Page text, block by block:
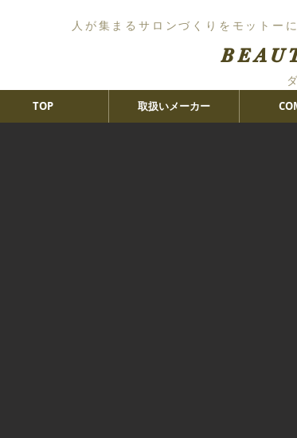
人が集まるサロンづくりをモットー
TOP 取扱いメーカー